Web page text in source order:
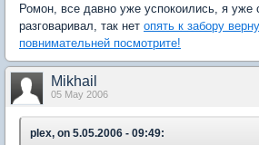
Ромон, все давно уже успокоились, я
разговаривал, так нет опять к забору
повнимательней посмотрите!
Mikhail
05 May 2006
plex, on 5.05.2006 - 09:49: